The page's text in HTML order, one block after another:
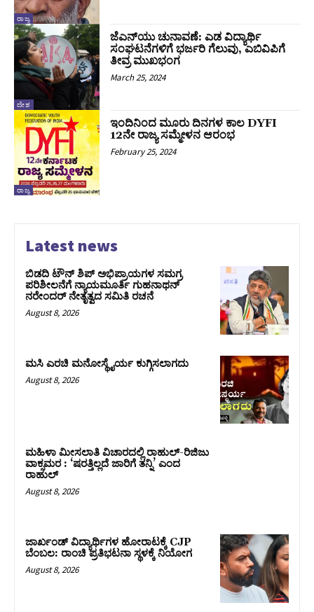
ರಾಜ್ಯ
ದೇಶ
ಜೆಎನ್‌ಯು ಚುನಾವಣೆ: ಎಡ ವಿದ್ಯಾರ್ಥಿ
ಸಂಘಟನೆಗಳಿಗೆ ಭರ್ಜರಿ ಗೆಲುವು, ಎಬಿವಿಪಿಗೆ
ತೀವ್ರ ಮುಖಭಂಗ
March 25, 2024
ರಾಜ್ಯ
ಇಂದಿನಿಂದ ಮೂರು ದಿನಗಳ ಕಾಲ DYFI
12ನೇ ರಾಜ್ಯ ಸಮ್ಮೇಳನ ಆರಂಭ
February 25, 2024
Latest news
ಬಿಡದಿ ಟೌನ್ ಶಿಪ್ ಅಭಿಪ್ರಾಯಗಳ ಸಮಗ್ರ
ಪರಿಶೀಲನೆಗೆ ನ್ಯಾಯಮೂರ್ತಿ ಗುಹನಾಥನ್
ನರೇಂದರ್ ನೇತೃತ್ವದ ಸಮಿತಿ ರಚನೆ
August 8, 2026
ಮಸಿ ಎರಚಿ ಮನೋಸ್ಥೈರ್ಯ ಕುಗ್ಗಿಸಲಾಗದು
August 8, 2026
ಮಹಿಳಾ ಮೀಸಲಾತಿ ವಿಚಾರದಲ್ಲಿ ರಾಹುಲ್‌-ರಿಜಿಜು
ವಾಕ್ಸಮರ : ‘ಷರತ್ತಿಲ್ಲದೆ ಜಾರಿಗೆ ತನ್ನಿ’ ಎಂದ
ರಾಹುಲ್‌
August 8, 2026
ಜಾರ್ಖಂಡ್‌ ವಿದ್ಯಾರ್ಥಿಗಳ ಹೋರಾಟಕ್ಕೆ CJP
ಬೆಂಬಲ: ರಾಂಚಿ ಪ್ರತಿಭಟನಾ ಸ್ಥಳಕ್ಕೆ ನಿಯೋಗ
August 8, 2026